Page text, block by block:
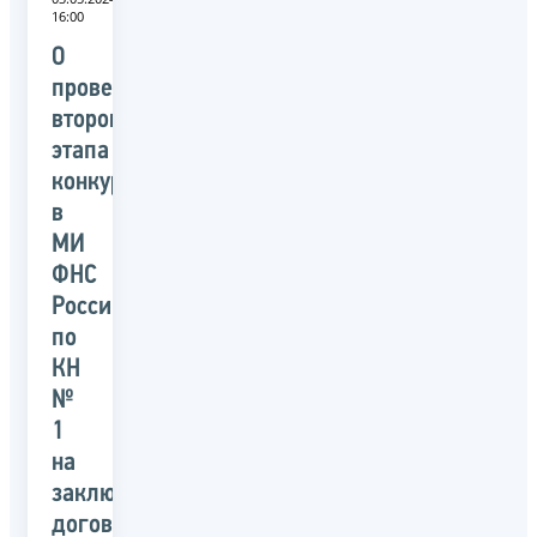
16:00
О
проведении
второго
этапа
конкурса
в
МИ
ФНС
России
по
КН
№
1
на
заключение
договора